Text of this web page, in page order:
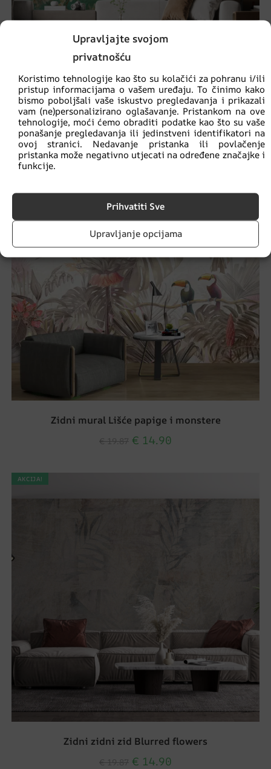
Upravljajte svojom
privatnošću
Koristimo tehnologije kao što su kolačići za pohranu i/ili
pristup informacijama o vašem uređaju. To činimo kako
bismo poboljšali vaše iskustvo pregledavanja i prikazali
vam (ne)personalizirano oglašavanje. Pristankom na ove
tehnologije, moći ćemo obraditi podatke kao što su vaše
ponašanje pregledavanja ili jedinstveni identifikatori na
ovoj stranici. Nedavanje pristanka ili povlačenje
pristanka može negativno utjecati na određene značajke i
funkcije.
Prihvatiti Sve
Upravljanje opcijama
Zidni mural para plavih ptica
€19.87 €14.90
AKCIJA!
Zidni mural Lišće papige i monstere
€ 14.90
AKCIJA!
Zidni zidni zid Blurred flowers
€ 14.90